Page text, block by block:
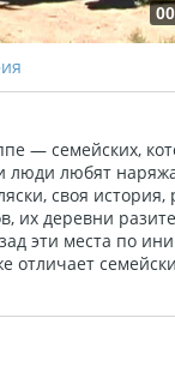
— семейских,
люди любят
своя
их деревни
эти места по
отличает